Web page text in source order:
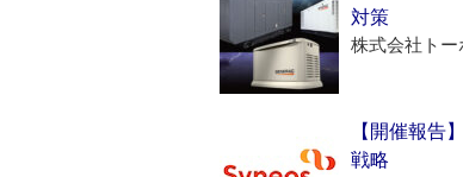
対策
株式会社トー
【開催報告
戦略